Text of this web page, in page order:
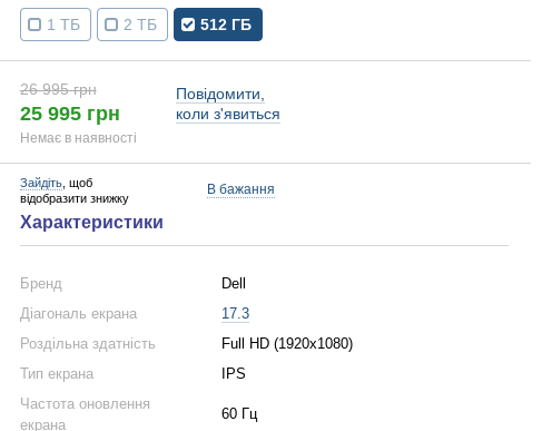
1 ТБ 2 ТБ 512 ГБ
26 995 грн
25 995 грн
Немає в наявності
Повідомити,
коли з'явиться
Зайдіть, щоб
відобразити знижку
В бажання
Характеристики
Бренд
Dell
Діагональ екрана
17.3
Роздільна здатність
Full HD (1920x1080)
Тип екрана
IPS
Частота оновлення
екрана
60 Гц